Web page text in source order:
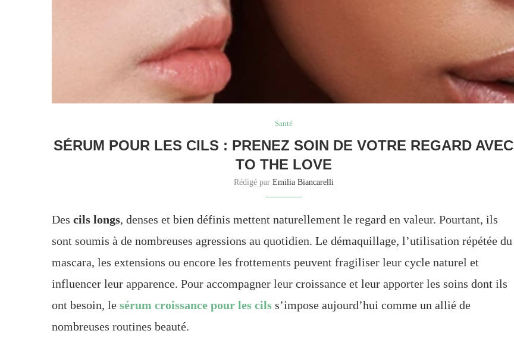
Santé
SÉRUM POUR LES CILS : PRENEZ SOIN DE VOTRE REGARD AVEC
TO THE LOVE
Rédigé par Emilia Biancarelli
Des cils longs, denses et bien définis mettent naturellement le regard en valeur. Pourtant, ils
sont soumis à de nombreuses agressions au quotidien. Le démaquillage, l’utilisation répétée du
mascara, les extensions ou encore les frottements peuvent fragiliser leur cycle naturel et
influencer leur apparence. Pour accompagner leur croissance et leur apporter les soins dont ils
ont besoin, le sérum croissance pour les cils s’impose aujourd’hui comme un allié de
nombreuses routines beauté.